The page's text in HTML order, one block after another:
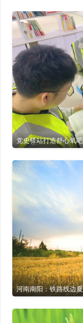
党史驿站打造舒心氧吧
河南南阳：铁路线边